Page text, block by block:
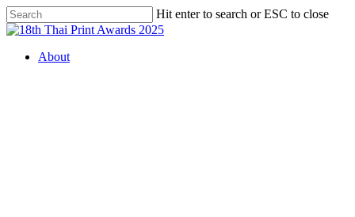
Skip
to
content
Hit enter to search or ESC to close
Close
search
Menu About